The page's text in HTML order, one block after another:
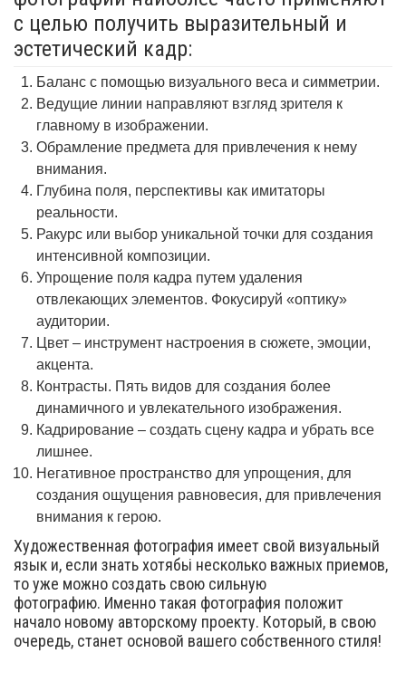
с целью получить выразительный и
эстетический кадр:
Баланс с помощью визуального веса и симметрии.
Ведущие линии направляют взгляд зрителя к
главному в изображении.
Обрамление предмета для привлечения к нему
внимания.
Глубина поля, перспективы как имитаторы
реальности.
Ракурс или выбор уникальной точки для создания
интенсивной композиции.
Упрощение поля кадра путем удаления
отвлекающих элементов. Фокусируй «оптику»
аудитории.
Цвет – инструмент настроения в сюжете, эмоции,
акцента.
Контрасты. Пять видов для создания более
динамичного и увлекательного изображения.
Кадрирование – создать сцену кадра и убрать все
лишнее.
Негативное пространство для упрощения, для
создания ощущения равновесия, для привлечения
внимания к герою.
Художественная фотография имеет свой визуальный
язык и, если знать хотябьі несколько важных приемов,
то уже можно создать свою сильную
фотографию. Именно такая фотография положит
начало новому авторскому проекту. Который, в свою
очередь, станет основой вашего собственного стиля!